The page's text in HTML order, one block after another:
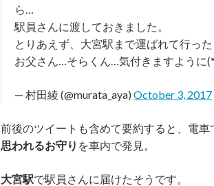
ら…
駅員さんに渡しておきました。
とりあえず、大宮駅まで運ばれて行っ
お父さん…そらくん…気付きますように
— 村田綾 (@murata_aya) October 3, 2017
前後のツイートも含めて要約すると、電
思われるお守り を車内で発見。
大宮駅で駅員さんに届けたそうです。